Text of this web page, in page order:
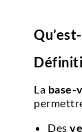
La base-
Des